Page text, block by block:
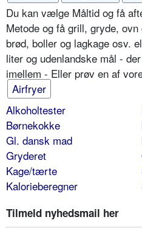
Du kan vælge Måltid og få
Metode og få grill, gryde,
brød, boller og lagkage osv.
liter og udenlandske mål -
imellem - Eller prøv en af
Airfryer
Alkoholtester
Børnekokke
Gl. dansk mad
Gryderet
Kage/tærte
Kalorieberegner
Tilmeld nyhedsmail her